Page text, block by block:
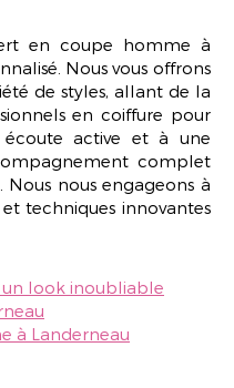
en coupe homme à
Nous vous offrons
de styles, allant de la
en coiffure pour
active et à une
complet
nous engageons à
techniques innovantes
look inoubliable
à Landerneau